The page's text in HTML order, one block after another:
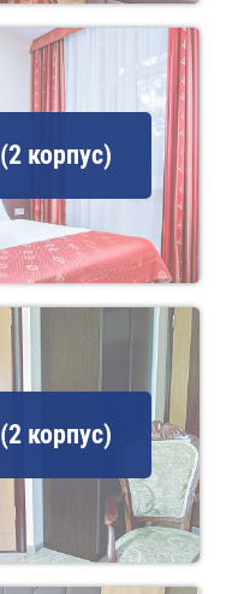
корпус)
корпус)